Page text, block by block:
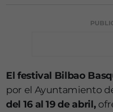
El festival Bilbao
por el Ayuntamiento
del 16 al 19 de abril,